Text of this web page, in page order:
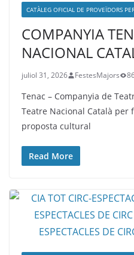
CATÀLEG OFICIAL DE PROVEÏDORS
COMPANYIA
NACIONAL
juliol 31, 2026 FestesMajors
Tenac – Companyia de
Teatre Nacional Català
proposta cultural
Read More